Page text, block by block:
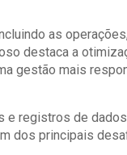
as
destaca a
gestão mais
e registros de
dos principais